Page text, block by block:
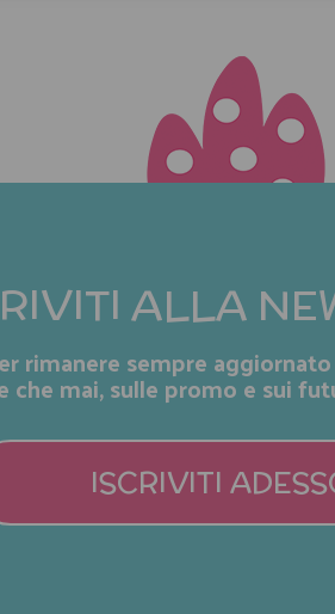
ALLA
rimanere sempre
che mai, sulle promo e sui
ISCRIVITI